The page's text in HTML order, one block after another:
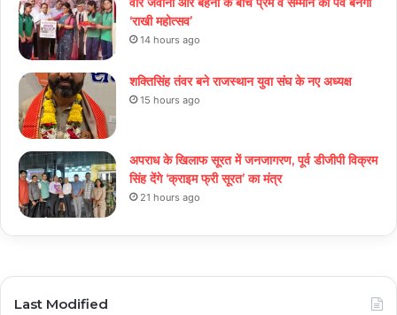
‘राखी महोत्सव’
14 hours ago
शक्तिसिंह तंवर बने राजस्थान युवा संघ के नए अध्यक्ष
15 hours ago
अपराध के खिलाफ सूरत में जनजागरण, पूर्व डीजीपी विक्रम
सिंह देंगे ‘क्राइम फ्री सूरत’ का मंत्र
21 hours ago
Last Modified